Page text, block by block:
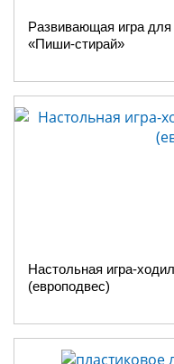
Развивающая игра
«Пиши-стирай»
Настольная игра-
(европодвес)